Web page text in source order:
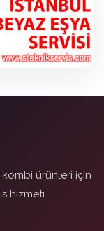
ürünleri için
hizmeti